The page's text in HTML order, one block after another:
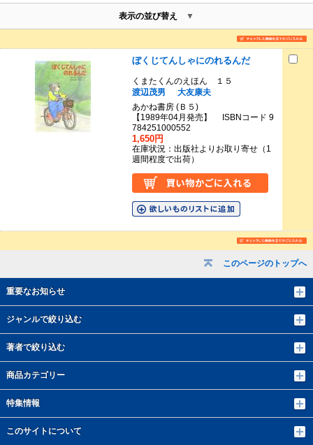
このページのトップへ
重要なお知らせ
ジャンルで絞り込む
著者で絞り込む
商品カテゴリー
特集情報
このサイトについて
表示の並び替え
ぼくじてんしゃにのれるんだ
くまたくんのえほん １５
渡辺茂男
大友康夫
あかね書房 (Ｂ５)
【1989年04月発売】 ISBNコード 9
784251000552
1,650円
在庫状況：出版社よりお取り寄せ（1
週間程度で出荷）